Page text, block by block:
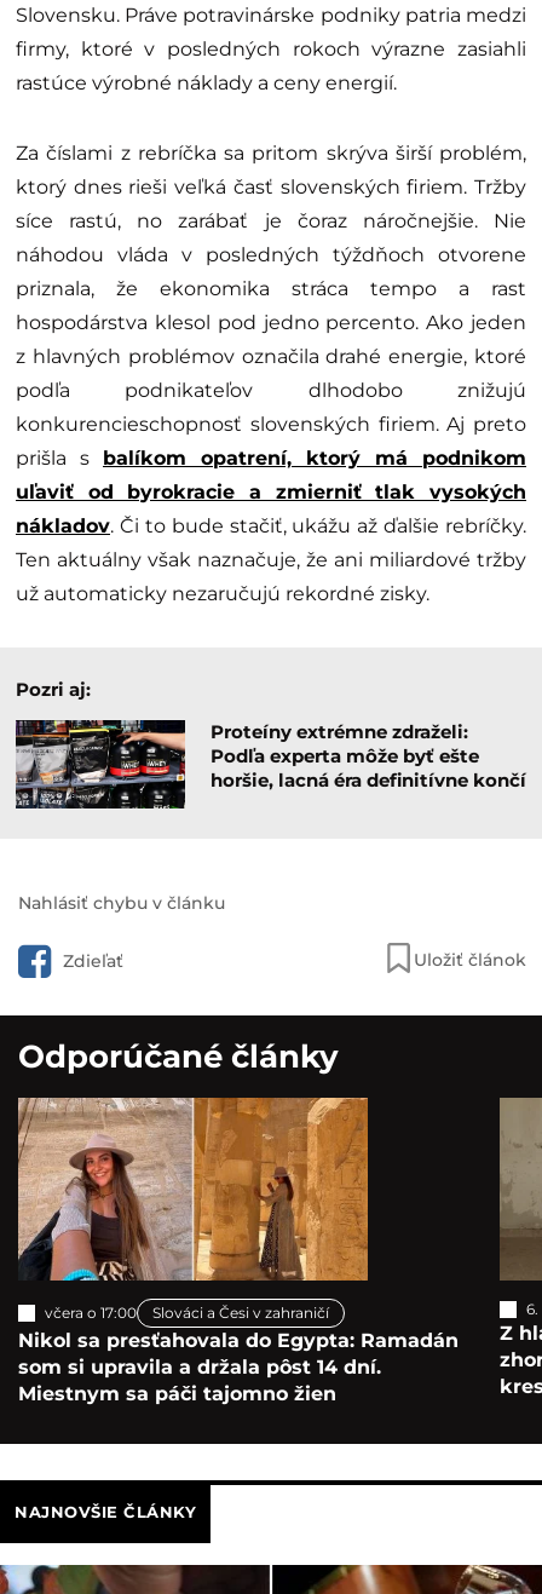
Slovensku. Práve potravinárske podniky patria medzi
firmy, ktoré v posledných rokoch výrazne zasiahli
rastúce výrobné náklady a ceny energií.
Za číslami z rebríčka sa pritom skrýva širší problém,
ktorý dnes rieši veľká časť slovenských firiem. Tržby
síce rastú, no zarábať je čoraz náročnejšie. Nie
náhodou vláda v posledných týždňoch otvorene
priznala, že ekonomika stráca tempo a rast
hospodárstva klesol pod jedno percento. Ako jeden
z hlavných problémov označila drahé energie, ktoré
podľa podnikateľov dlhodobo znižujú
konkurencieschopnosť slovenských firiem. Aj preto
prišla s balíkom opatrení, ktorý má podnikom
uľaviť od byrokracie a zmierniť tlak vysokých
nákladov. Či to bude stačiť, ukážu až ďalšie rebríčky.
Ten aktuálny však naznačuje, že ani miliardové tržby
už automaticky nezaručujú rekordné zisky.
Pozri aj:
Proteíny extrémne zdraželi:
Podľa experta môže byť ešte
horšie, lacná éra definitívne končí
Nahlásiť chybu v článku
Zdieľať Uložiť článok
Odporúčané články
včera o 17:00 Slováci a Česi v zahraničí
Nikol sa presťahovala do Egypta: Ramadán
som si upravila a držala pôst 14 dní.
Miestnym sa páči tajomno žien
Z
NAJNOVŠIE ČLÁNKY